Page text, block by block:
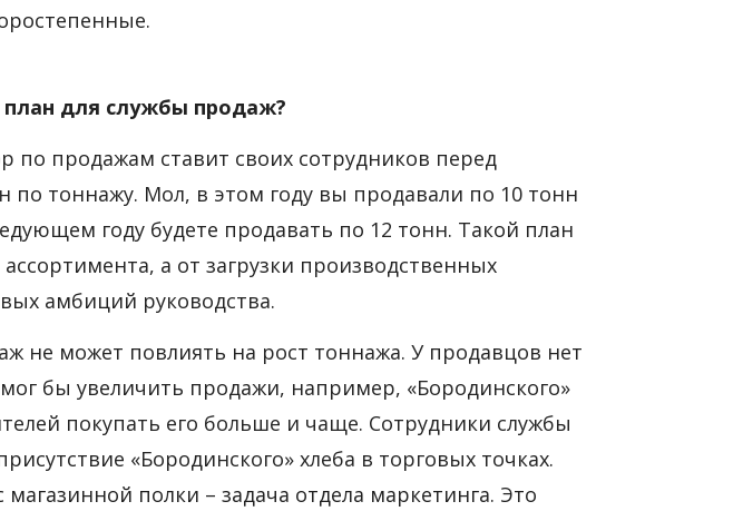
для службы продаж?
по продажам ставит своих сотрудников перед
по тоннажу. Мол, в этом году вы продавали по 10 тонн
году будете продавать по 12 тонн. Такой план
а от загрузки производственных
амбиций руководства.
не может повлиять на рост тоннажа. У продавцов нет
бы увеличить продажи, например, «Бородинского»
покупать его больше и чаще. Сотрудники службы
«Бородинского» хлеба в торговых точках.
полки – задача отдела маркетинга. Это